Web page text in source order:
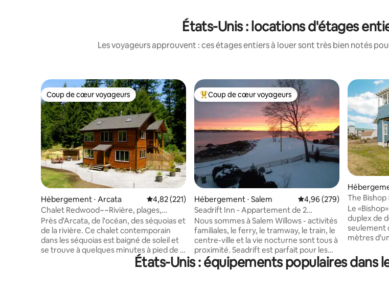
États-Unis : locations d'étages
Les voyageurs approuvent : ces étages entiers à louer sont très bien notés
Coup de cœur voyageurs
Coup de cœur voyageurs
Hébergement ⋅ Arcata Évaluation moyenne sur la base de 221 commentaires : 4,82 sur 5
4,82 (221)
Chalet Redwood~~Rivière, plages,
jacuzzi
Près d'Arcata, de l'océan, des séquoias et
de la rivière. Ce chalet contemporain
dans les séquoias est baigné de soleil et
se trouve à quelques minutes à pied de la
rivière Mad et à 10 minutes en voiture de
HSU, du centre-ville d'Arcata, de l'océan
Coups de cœur voyageurs les plus appréciés
Coup de cœur voyageurs
Hébergement ⋅ Salem Évaluation moyenne sur
4,96 (279)
Seadrift Inn - Appartement de 2
chambres au 2e étage en bord de mer !
Nous sommes à Salem Willows - activités
familiales, le ferry, le tramway, le train, le
centre-ville et la vie nocturne sont tous à
proximité. Seadrift est parfait pour les
couples voyageant ensemble car il
dispose de deux chambres, toutes deux
The Bishop
(2e étage)
Le
duplex de deux
seulement
mètres
vous
vacances.
États-Unis : équipements populaires dans